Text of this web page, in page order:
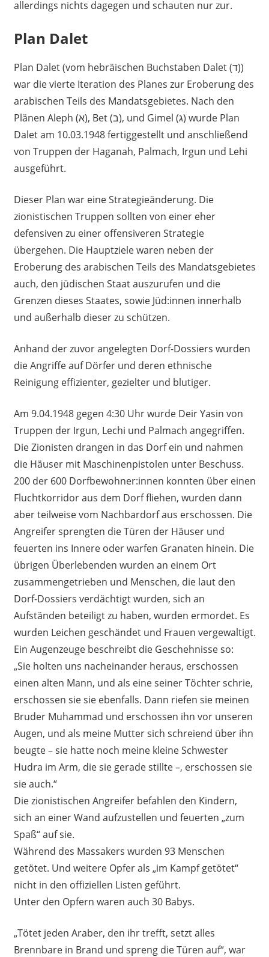
allerdings nichts dagegen und schauten nur zur.
Plan Dalet
Plan Dalet (vom hebräischen Buchstaben Dalet (ד))
war die vierte Iteration des Planes zur Eroberung des
arabischen Teils des Mandatsgebietes. Nach den
Plänen Aleph (א), Bet (ב), und Gimel (ג) wurde Plan
Dalet am 10.03.1948 fertiggestellt und anschließend
von Truppen der Haganah, Palmach, Irgun und Lehi
ausgeführt.
Dieser Plan war eine Strategieänderung. Die
zionistischen Truppen sollten von einer eher
defensiven zu einer offensiveren Strategie
übergehen. Die Hauptziele waren neben der
Eroberung des arabischen Teils des Mandatsgebietes
auch, den jüdischen Staat auszurufen und die
Grenzen dieses Staates, sowie Jüd:innen innerhalb
und außerhalb dieser zu schützen.
Anhand der zuvor angelegten Dorf-Dossiers wurden
die Angriffe auf Dörfer und deren ethnische
Reinigung effizienter, gezielter und blutiger.
Am 9.04.1948 gegen 4:30 Uhr wurde Deir Yasin von
Truppen der Irgun, Lechi und Palmach angegriffen.
Die Zionisten drangen in das Dorf ein und nahmen
die Häuser mit Maschinenpistolen unter Beschuss.
200 der 600 Dorfbewohner:innen konnten über einen
Fluchtkorridor aus dem Dorf fliehen, wurden dann
aber teilweise vom Nachbardorf aus erschossen. Die
Angreifer sprengten die Türen der Häuser und
feuerten ins Innere oder warfen Granaten hinein. Die
übrigen Überlebenden wurden an einem Ort
zusammengetrieben und Menschen, die laut den
Dorf-Dossiers verdächtigt wurden, sich an
Aufständen beteiligt zu haben, wurden ermordet. Es
wurden Leichen geschändet und Frauen vergewaltigt.
Ein Augenzeuge beschreibt die Geschehnisse so:
„Sie holten uns nacheinander heraus, erschossen
einen alten Mann, und als eine seiner Töchter schrie,
erschossen sie sie ebenfalls. Dann riefen sie meinen
Bruder Muhammad und erschossen ihn vor unseren
Augen, und als meine Mutter sich schreiend über ihn
beugte – sie hatte noch meine kleine Schwester
Hudra im Arm, die sie gerade stillte –, erschossen sie
sie auch.“
Die zionistischen Angreifer befahlen den Kindern,
sich an einer Wand aufzustellen und feuerten „zum
Spaß“ auf sie.
Während des Massakers wurden 93 Menschen
getötet. Und weitere Opfer als „im Kampf getötet“
nicht in den offiziellen Listen geführt.
Unter den Opfern waren auch 30 Babys.
„Tötet jeden Araber, den ihr trefft, setzt alles
Brennbare in Brand und spreng die Türen auf“, war